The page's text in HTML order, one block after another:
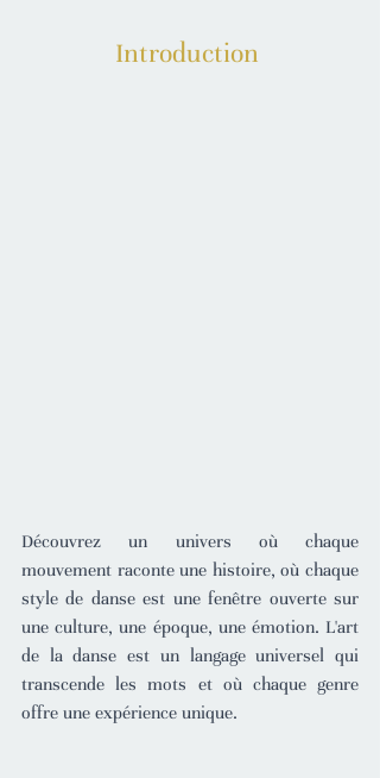
Introduction
Découvrez un univers où chaque
mouvement raconte une histoire, où chaque
style de danse est une fenêtre ouverte sur
une culture, une époque, une émotion. L'art
de la danse est un langage universel qui
transcende les mots et où chaque genre
offre une expérience unique.